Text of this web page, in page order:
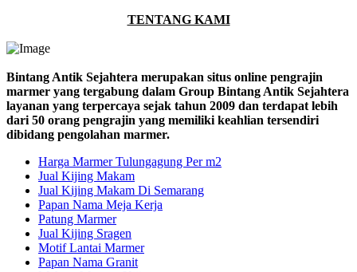
TENTANG KAMI
Bintang Antik Sejahtera merupakan situs online pengrajin
marmer yang tergabung dalam Group Bintang Antik Sejahtera
layanan yang terpercaya sejak tahun 2009 dan terdapat lebih
dari 50 orang pengrajin yang memiliki keahlian tersendiri
dibidang pengolahan marmer.
Harga Marmer Tulungagung Per m2
Jual Kijing Makam
Jual Kijing Makam Di Semarang
Papan Nama Meja Kerja
Patung Marmer
Jual Kijing Sragen
Motif Lantai Marmer
Papan Nama Granit